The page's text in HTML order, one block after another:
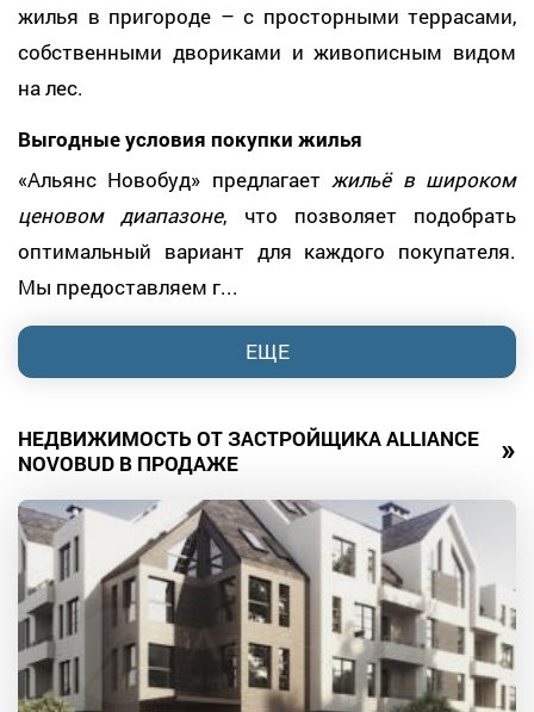
жилья в пригороде – с просторными террасами,
собственными двориками и живописным видом
на лес.
Выгодные условия покупки жилья
«Альянс Новобуд» предлагаетжильё в широком
ценовом диапазоне, что позволяет подобрать
оптимальный вариант для каждого покупателя.
Мы предоставляем г...
ЕЩЕ
НЕДВИЖИМОСТЬ ОТ ЗАСТРОЙЩИКА ALLIANCE
NOVOBUD В ПРОДАЖЕ
»